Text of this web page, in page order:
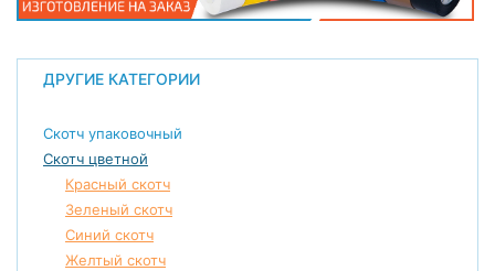
ДРУГИЕ КАТЕГОРИИ
Скотч упаковочный
Скотч цветной
Красный скотч
Зеленый скотч
Синий скотч
Желтый скотч